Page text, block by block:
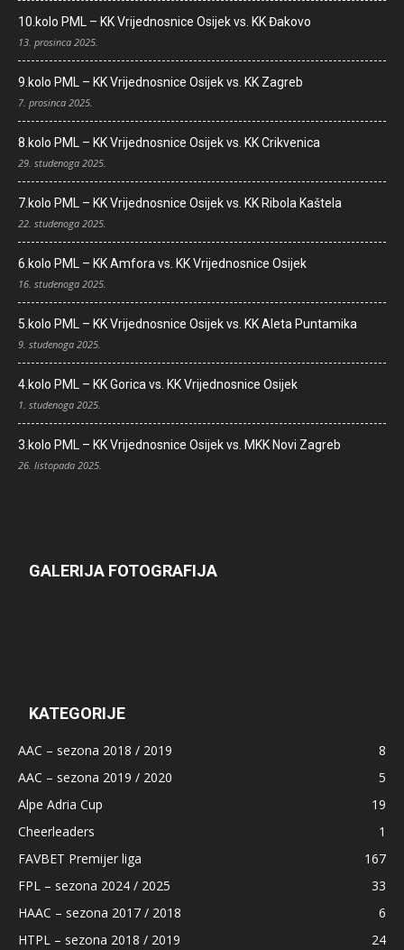
10.kolo PML – KK Vrijednosnice Osijek vs. KK Đakovo
13. prosinca 2025.
9.kolo PML – KK Vrijednosnice Osijek vs. KK Zagreb
7. prosinca 2025.
8.kolo PML – KK Vrijednosnice Osijek vs. KK Crikvenica
29. studenoga 2025.
7.kolo PML – KK Vrijednosnice Osijek vs. KK Ribola Kaštela
22. studenoga 2025.
6.kolo PML – KK Amfora vs. KK Vrijednosnice Osijek
16. studenoga 2025.
5.kolo PML – KK Vrijednosnice Osijek vs. KK Aleta Puntamika
9. studenoga 2025.
4.kolo PML – KK Gorica vs. KK Vrijednosnice Osijek
1. studenoga 2025.
3.kolo PML – KK Vrijednosnice Osijek vs. MKK Novi Zagreb
26. listopada 2025.
GALERIJA FOTOGRAFIJA
KATEGORIJE
AAC – sezona 2018 / 2019
8
AAC – sezona 2019 / 2020
5
Alpe Adria Cup
19
Cheerleaders
1
FAVBET Premijer liga
167
FPL – sezona 2024 / 2025
33
HAAC – sezona 2017 / 2018
6
HTPL – sezona 2018 / 2019
24